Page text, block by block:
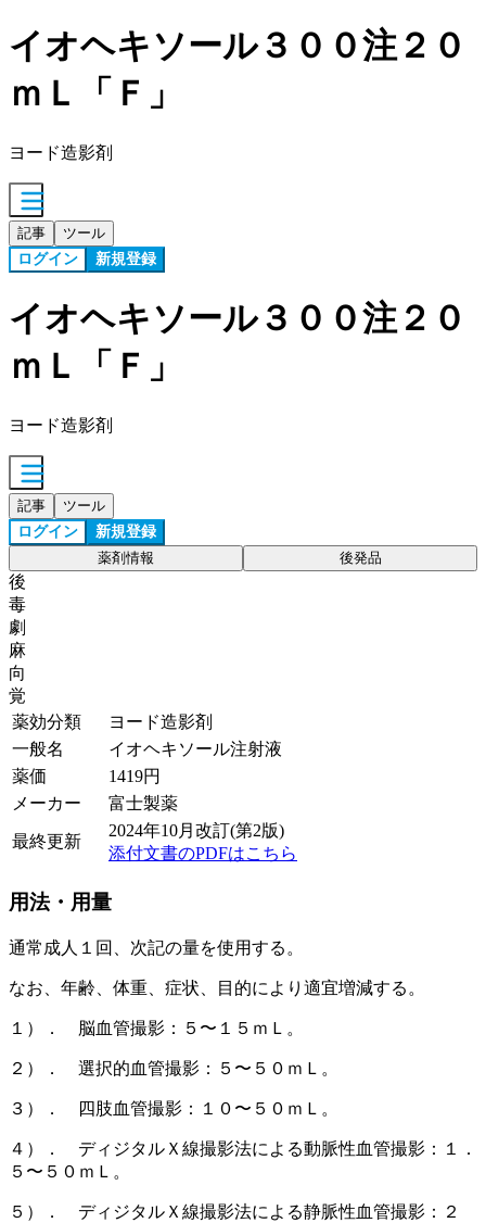
イオヘキソール３００注２０
ｍＬ「Ｆ」
ヨード造影剤
記事 ツール
ログイン 新規登録
イオヘキソール３００注２０
ｍＬ「Ｆ」
ヨード造影剤
記事 ツール
ログイン 新規登録
薬剤情報 後発品
後
毒
劇
麻
向
覚
薬効分類
ヨード造影剤
一般名
イオヘキソール注射液
薬価
1419円
メーカー
富士製薬
最終更新
2024年10月改訂(第2版)
添付文書のPDFはこちら
用法・用量
通常成人１回、次記の量を使用する。
なお、年齢、体重、症状、目的により適宜増減する。
１）． 脳血管撮影：５〜１５ｍＬ。
２）． 選択的血管撮影：５〜５０ｍＬ。
３）． 四肢血管撮影：１０〜５０ｍＬ。
４）． ディジタルＸ線撮影法による動脈性血管撮影：１．
５〜５０ｍＬ。
５）． ディジタルＸ線撮影法による静脈性血管撮影：２